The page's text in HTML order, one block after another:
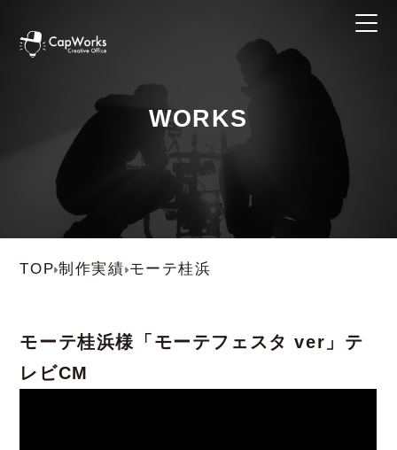
WORKS
TOP 制作実績 モーテ桂浜
モーテ桂浜様 「モーテフェスタ ver」テ
レビCM